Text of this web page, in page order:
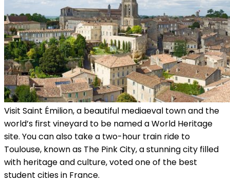
Visit Saint Émilion, a beautiful mediaeval town and the
world’s first vineyard to be named a World Heritage
site. You can also take a two-hour train ride to
Toulouse, known as The Pink City, a stunning city filled
with heritage and culture, voted one of the best
student cities in France.